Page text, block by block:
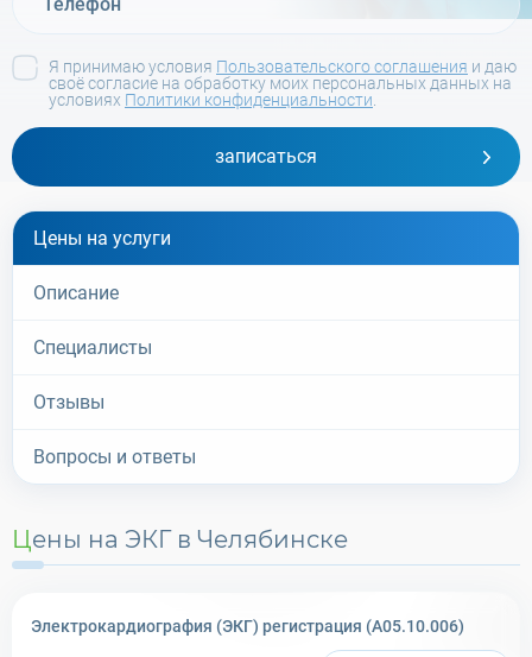
записаться
Я принимаю условия Пользовательского соглашения и даю
своё согласие на обработку моих персональных данных на
условиях Политики конфиденциальности
Цены на услуги
Описание
Специалисты
Отзывы
Вопросы и ответы
Цены на ЭКГ в Челябинске
Электрокардиография (ЭКГ) регистрация (A05.10.006)